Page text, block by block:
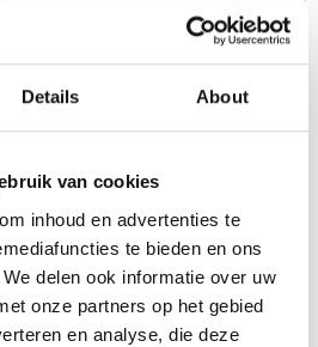
Details About
van cookies
inhoud en advertenties te
te bieden en ons
delen ook informatie over uw
onze partners op het gebied
en analyse, die deze
– Kilweg 2